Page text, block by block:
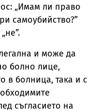
„Имам ли право
самоубийство?”
и може да
болно лице,
в болница, така и с
съгласието на